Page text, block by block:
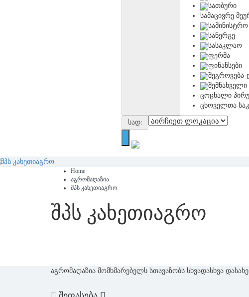
სათბური
სამაცივრე
სამინისტრო
სანერგე
სასაკლაო
ფერმა
ფინანსები
შეგროვება-
შემნახველი
ცოცხალი
ცხოველთა
სად:
Home
აგრომაღაზია
შპს კახეთიაგრო
შპს კახეთიაგრო
აგრომაღაზია მომხმარებელს სთავაზობს სხვადასხვა